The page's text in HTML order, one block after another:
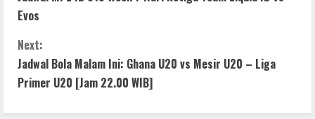
o
n
t
Evos
Next:
Jadwal Bola Malam Ini: Ghana U20 vs Mesir U20 – Liga
Primer U20 [Jam 22.00 WIB]